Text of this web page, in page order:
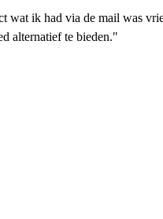
wat ik had via de mail was
alternatief te bieden."